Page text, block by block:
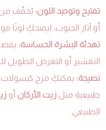
تفتيح وتوحيد اللون: يُخفّف من
أو آثار الحبوب، ليمنحكِ لونًا
تهدئة البشرة الحساسة:
التقشير أو التعرض
نصيحة:
طبيعية مثل زيت الأركان أو
الطبيعي.